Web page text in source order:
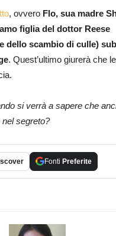
, ovvero Flo, sua madre
figlia del dottor Reese
dello scambio di culle)
. Quest’ultimo giurerà che
si verrà a sapere che
segreto?
Fonti Preferite